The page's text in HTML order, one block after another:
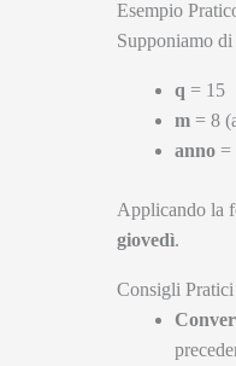
Esempio
Supponiamo
q = 15
m = 8
anno =
Applicando la
giovedì.
Consigli Pratici